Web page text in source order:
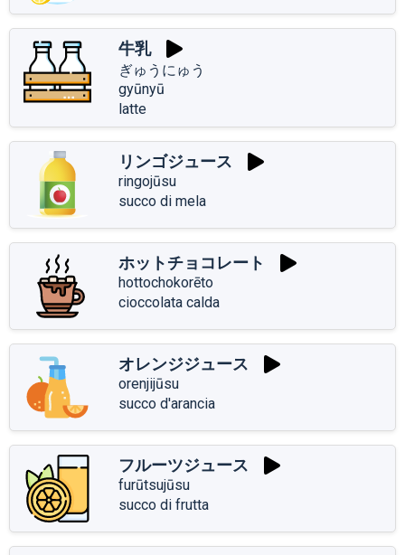
牛乳
ぎゅうにゅう
gyūnyū
latte
リンゴジュース
ringojūsu
succo di mela
ホットチョコレート
hottochokorēto
cioccolata calda
オレンジジュース
orenjijūsu
succo d'arancia
フルーツジュース
furūtsujūsu
succo di frutta